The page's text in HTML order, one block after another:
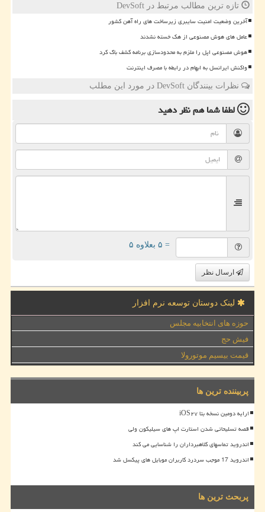
تازه ترین مطالب مرتبط در DevSoft
آخرین وضعیت امنیت سایبری زیرساخت های راه آهن کشور
عامل های هوش مصنوعی از هک خسته نشدند
هوش مصنوعی اپل را ملزم به محدودسازی برنامه کشف باگ کرد
واکنش ایرانسل به ابهام در رابطه با مصرف اینترنت
نظرات بینندگان DevSoft در مورد این مطلب
لطفا شما همنظر دهید
= ۵ بعلاوه ۵
ارسال نظر
لینک دوستان توسعه نرم افزار
حوزه های انتخابیه مجلس
فیش حج
قیمت بیسیم موتورولا
پربیننده ترین ها
ارایه دومین نسخه بتا iOS۲۷
قصه تسلیحاتی شدن استارت اپ های سیلیکون ولی
اندروید تماسهای کلاهبرداران را شناسایی می کند
اندروید 17 موجب سردرد کاربران موبایل های پیکسل شد
پربحث ترین ها